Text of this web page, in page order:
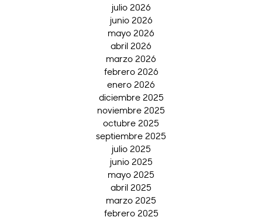
julio 2026
junio 2026
mayo 2026
abril 2026
marzo 2026
febrero 2026
enero 2026
diciembre 2025
noviembre 2025
octubre 2025
septiembre 2025
julio 2025
junio 2025
mayo 2025
abril 2025
marzo 2025
febrero 2025